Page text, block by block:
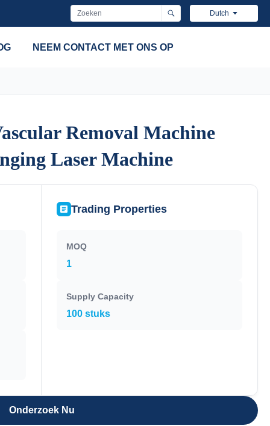
Dutch
NEEM CONTACT MET ONS OP
Removal Machine
Laser Machine
Removal Machine
Laser Machine
Trading Properties
MOQ
1
Supply Capacity
100 stuks
Onderzoek Nu